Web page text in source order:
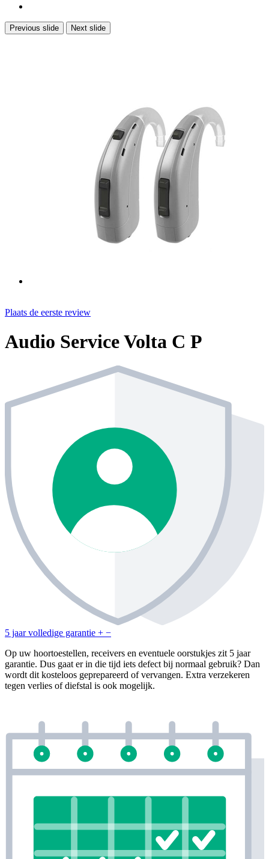
Previous slide Next slide
Plaats de eerste review
Audio Service Volta C P
5 jaar volledige garantie + −
Op uw hoortoestellen, receivers en eventuele oorstukjes zit 5 jaar
garantie. Dus gaat er in die tijd iets defect bij normaal gebruik? Dan
wordt dit kosteloos geprepareerd of vervangen. Extra verzekeren
tegen verlies of diefstal is ook mogelijk.